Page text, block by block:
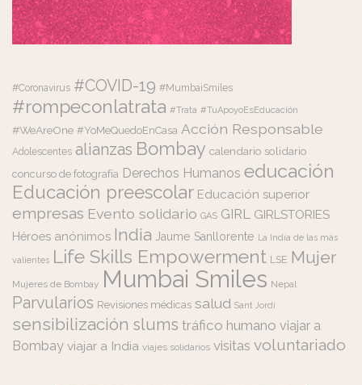
#Coronavirus #COVID-19 #MumbaiSmiles
#rompeconlatrata #Trata #TuApoyoEsEducación
#WeAreOne #YoMeQuedoEnCasa Acción Responsable
Adolescentes alianzas Bombay calendario solidario
concurso de fotografía Derechos Humanos educación
Educación preescolar Educación superior
empresas Evento solidario GAS GIRL GIRLSTORIES
Héroes anónimos India Jaume Sanllorente La India de las más
valientes Life Skills Empowerment LSE Mujer
Mujeres de Bombay Mumbai Smiles Nepal
Parvularios Revisiones médicas salud Sant Jordi
sensibilización slums tráfico humano viajar a
Bombay viajar a India viajes solidarios visitas voluntariado